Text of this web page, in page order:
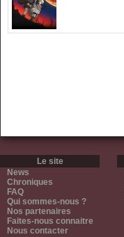
Le site
News
Chroniques
FAQ
Qui sommes-nous ?
Nos partenaires
Faites-nous connaitre
Nous contacter